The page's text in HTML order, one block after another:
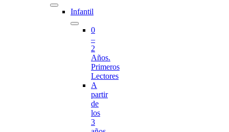
Infantil
0
–
2
Años.
Primeros
Lectores
A
partir
de
los
3